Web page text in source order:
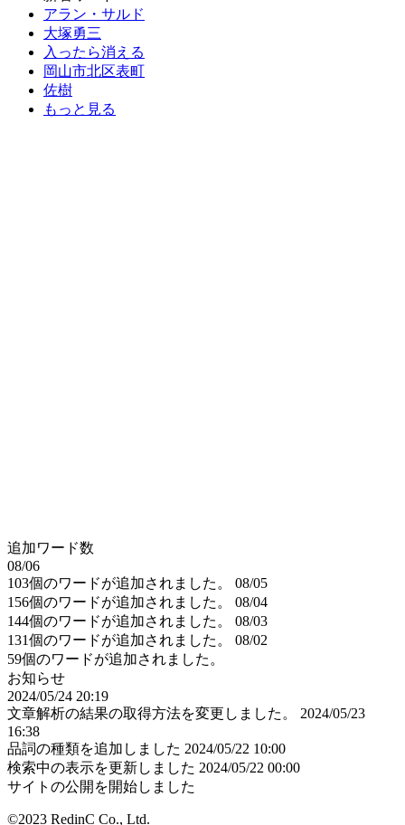
アラン・サルド
大塚勇三
入ったら消える
岡山市北区表町
佐樹
もっと見る
追加ワード数
08/06
103個のワードが追加されました。
08/05
156個のワードが追加されました。
08/04
144個のワードが追加されました。
08/03
131個のワードが追加されました。
08/02
59個のワードが追加されました。
お知らせ
2024/05/24 20:19
文章解析の結果の取得方法を変更しました。
2024/05/23
16:38
品詞の種類を追加しました 2024/05/22 10:00
検索中の表示を更新しました 2024/05/22 00:00
サイトの公開を開始しました
©2023 RedinC Co., Ltd.